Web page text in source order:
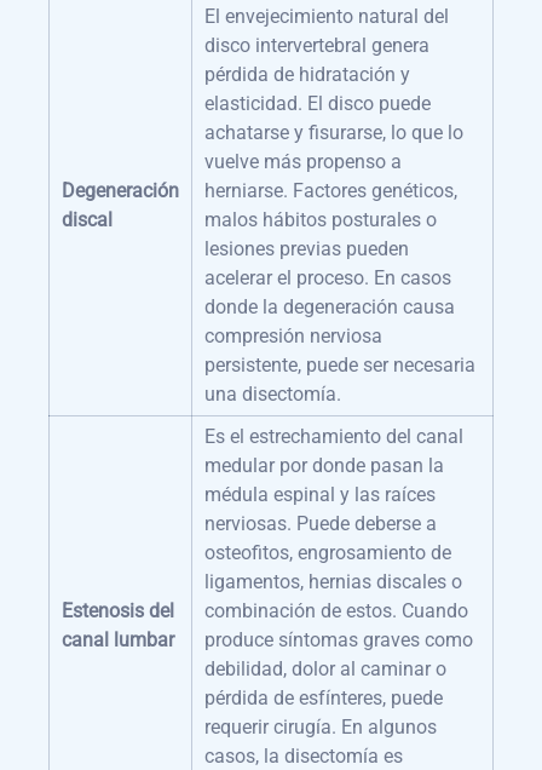
Degeneración
discal
El envejecimiento natural del
disco intervertebral genera
pérdida de hidratación y
elasticidad. El disco puede
achatarse y fisurarse, lo que lo
vuelve más propenso a
herniarse. Factores genéticos,
malos hábitos posturales o
lesiones previas pueden
acelerar el proceso. En casos
donde la degeneración causa
compresión nerviosa
persistente, puede ser necesaria
una disectomía.
Estenosis del
canal lumbar
Es el estrechamiento del canal
medular por donde pasan la
médula espinal y las raíces
nerviosas. Puede deberse a
osteofitos, engrosamiento de
ligamentos, hernias discales o
combinación de estos. Cuando
produce síntomas graves como
debilidad, dolor al caminar o
pérdida de esfínteres, puede
requerir cirugía. En algunos
casos, la disectomía es